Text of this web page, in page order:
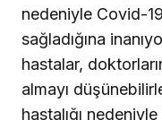
nedeniyle Covid-
sağladığına
hastalar,
almayı
hastalığı